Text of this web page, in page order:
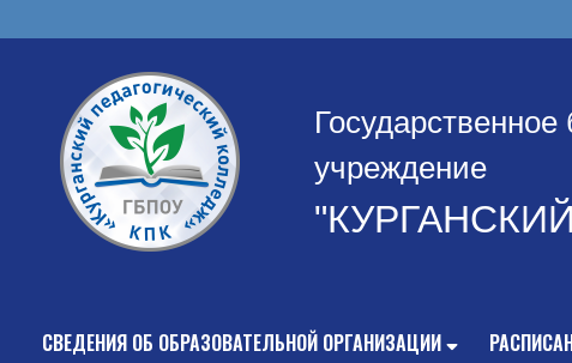
учреждение
СВЕДЕНИЯ ОБ ОБРАЗОВАТЕЛЬНОЙ ОРГАНИЗАЦИИ